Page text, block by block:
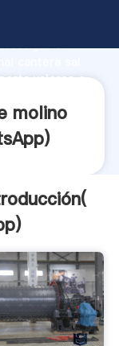
valores a
molino
)
)